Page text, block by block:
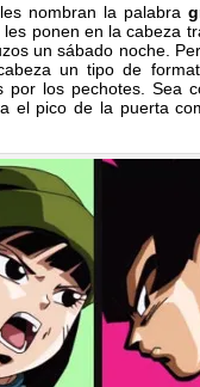
nombran la palabra
les ponen en la cabeza
un sábado noche.
un tipo de
por los pechotes. Sea
el pico de la puerta